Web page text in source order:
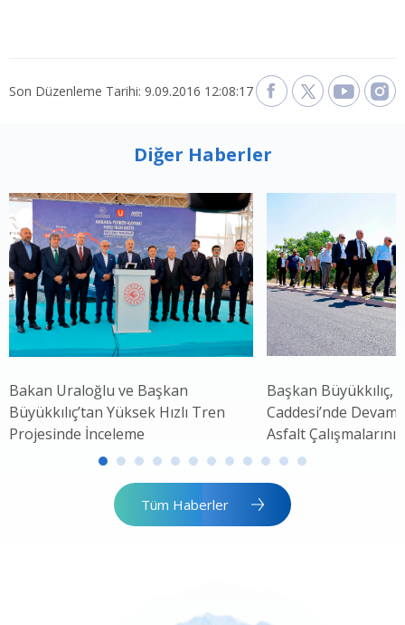
Son Düzenleme Tarihi: 9.09.2016 12:08:17
Diğer Haberler
Bakan Uraloğlu ve Başkan
Büyükkılıç’tan Yüksek Hızlı Tren
Projesinde İnceleme
Başkan Büyükkılıç,
Caddesi’nde Devam
Asfalt Çalışmalarını
Tüm Haberler